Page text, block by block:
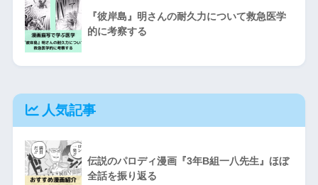
『彼岸島』明さんの耐久力について救急医学
的に考察する
人気記事
伝説のパロディ漫画『3年B組一八先生』ほぼ
全話を振り返る